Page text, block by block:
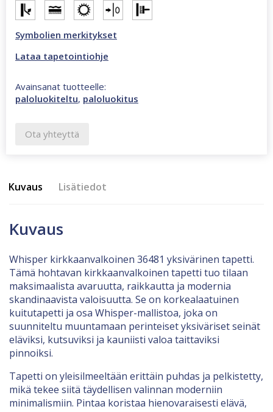
Symbolien merkitykset
Lataa tapetointiohje
Avainsanat tuotteelle:
paloluokiteltu, paloluokitus
Ota yhteyttä
Kuvaus Lisätiedot
Kuvaus
Whisper kirkkaanvalkoinen 36481 yksivärinen tapetti.
Tämä hohtavan kirkkaanvalkoinen tapetti tuo tilaan
maksimaalista avaruutta, raikkautta ja modernia
skandinaavista valoisuutta. Se on korkealaatuinen
kuitutapetti ja osa Whisper-mallistoa, joka on
suunniteltu muuntamaan perinteiset yksiväriset seinät
eläviksi, kutsuviksi ja kauniisti valoa taittaviksi
pinnoiksi.
Tapetti on yleisilmeeltään erittäin puhdas ja pelkistetty,
mikä tekee siitä täydellisen valinnan moderniin
minimalismiin. Pintaa koristaa hienovaraisesti elävä,